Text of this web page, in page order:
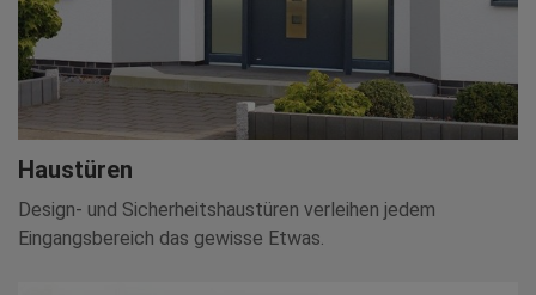
Haustüren
Design- und Sicherheitshaustüren verleihen jedem
Eingangsbereich das gewisse Etwas.